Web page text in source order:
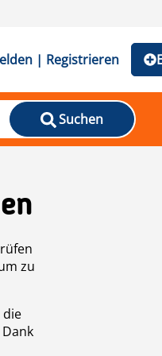
| Registrieren
Suchen
zu
die